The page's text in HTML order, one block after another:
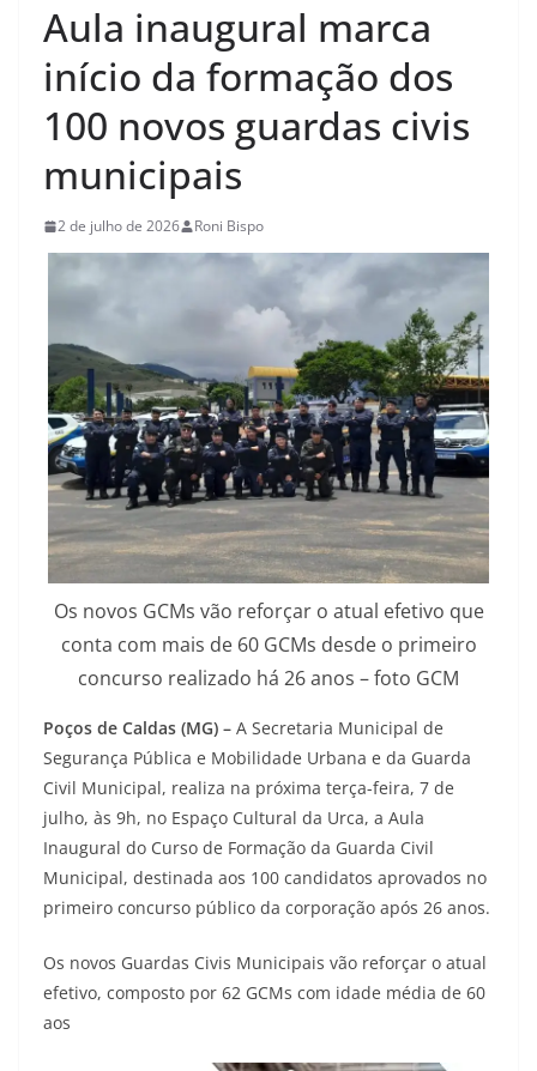
Aula inaugural marca
início da formação dos
100 novos guardas civis
municipais
2 de julho de 2026 Roni Bispo
Os novos GCMs vão reforçar o atual efetivo que
conta com mais de 60 GCMs desde o primeiro
concurso realizado há 26 anos – foto GCM
Poços de Caldas (MG) – A Secretaria Municipal de
Segurança Pública e Mobilidade Urbana e da Guarda
Civil Municipal, realiza na próxima terça-feira, 7 de
julho, às 9h, no Espaço Cultural da Urca, a Aula
Inaugural do Curso de Formação da Guarda Civil
Municipal, destinada aos 100 candidatos aprovados no
primeiro concurso público da corporação após 26 anos.
Os novos Guardas Civis Municipais vão reforçar o atual
efetivo, composto por 62 GCMs com idade média de 60
aos